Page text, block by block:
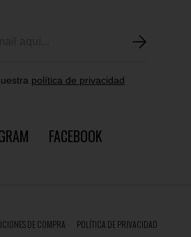
política de privacidad
FACEBOOK
DE COMPRA POLÍTICA DE PRIVACIDAD